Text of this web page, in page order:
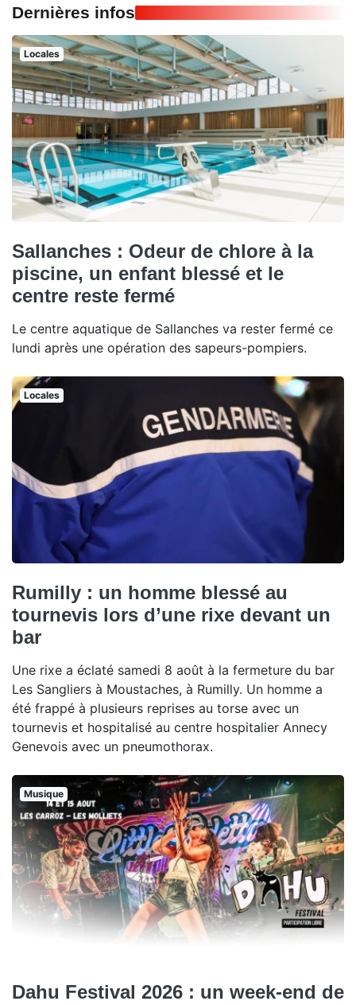
Dernières infos
Locales
Sallanches : Odeur de chlore à la
piscine, un enfant blessé et le
centre reste fermé
Le centre aquatique de Sallanches va rester fermé ce
lundi après une opération des sapeurs-pompiers.
Locales
Rumilly : un homme blessé au
tournevis lors d’une rixe devant un
bar
Une rixe a éclaté samedi 8 août à la fermeture du bar
Les Sangliers à Moustaches, à Rumilly. Un homme a
été frappé à plusieurs reprises au torse avec un
tournevis et hospitalisé au centre hospitalier Annecy
Genevois avec un pneumothorax.
Musique
Dahu Festival 2026 : un week-end de